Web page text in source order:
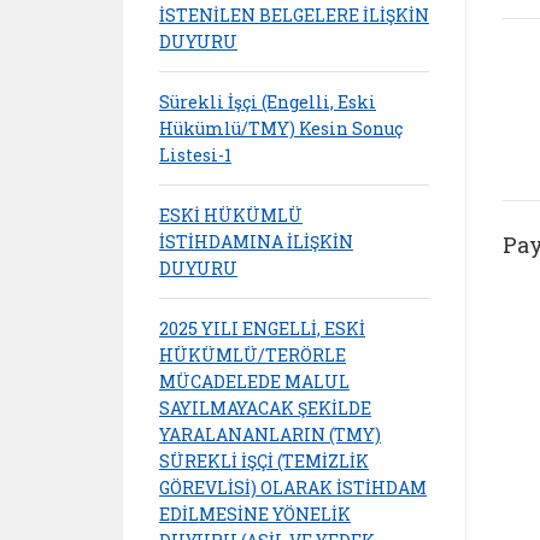
İSTENİLEN BELGELERE İLİŞKİN
DUYURU
Sürekli İşçi (Engelli, Eski
Hükümlü/TMY) Kesin Sonuç
Listesi-1
ESKİ HÜKÜMLÜ
İSTİHDAMINA İLİŞKİN
DUYURU
2025 YILI ENGELLİ, ESKİ
HÜKÜMLÜ/TERÖRLE
MÜCADELEDE MALUL
SAYILMAYACAK ŞEKİLDE
YARALANANLARIN (TMY)
SÜREKLİ İŞÇİ (TEMİZLİK
GÖREVLİSİ) OLARAK İSTİHDAM
EDİLMESİNE YÖNELİK